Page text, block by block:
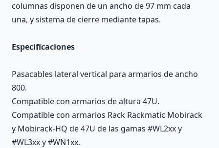
columnas disponen de un ancho de 97 mm cada
una, y sistema de cierre mediante tapas.
Especificaciones
Pasacables lateral vertical para armarios de ancho
800.
Compatible con armarios de altura 47U.
Compatible con armarios Rack Rackmatic Mobirack
y Mobirack-HQ de 47U de las gamas #WL2xx y
#WL3xx y #WN1xx.